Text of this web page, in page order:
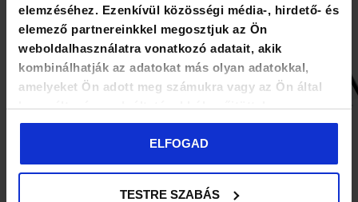
elemzéséhez. Ezenkívül közösségi média-, hirdető- és
elemező partnereinkkel megosztjuk az Ön
weboldalhasználatra vonatkozó adatait, akik
kombinálhatják az adatokat más olyan adatokkal,
amelyeket Ön adott meg számukra vagy az Ön által
használt más szolgáltatásokból gyűjtöttek.
ELFOGAD
TESTRE SZABÁS
A szakképzés közösségi tere